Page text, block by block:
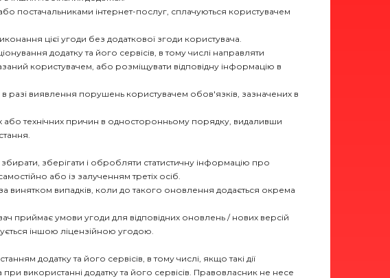
постачальниками інтернет-послуг, сплачуються користувачем
цієї угоди без додаткової згоди користувача.
додатку та його сервісів, в тому числі направляти
користувачем, або розміщувати відповідну інформацію в
разі виявлення порушень користувачем обов'язків, зазначених в
технічних причин в односторонньому порядку, видаливши
зберігати і обробляти статистичну інформацію про
або із залученням третіх осіб.
винятком випадків, коли до такого оновлення додається окрема
приймає умови угоди для відповідних оновлень / нових версій
іншою ліцензійною угодою.
додатку та його сервісів, в тому числі, якщо такі дії
використанні додатку та його сервісів. Правовласник не несе